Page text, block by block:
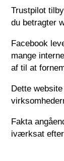
Trustpilot
du betragter
Facebook
mange
af til at
Dette
Fakta
iværksat efter